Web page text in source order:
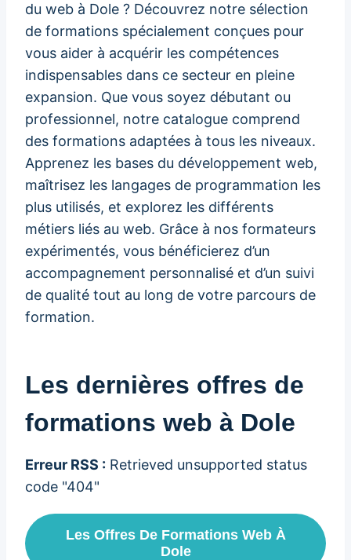
du web à Dole ? Découvrez notre sélection
de formations spécialement conçues pour
vous aider à acquérir les compétences
indispensables dans ce secteur en pleine
expansion. Que vous soyez débutant ou
professionnel, notre catalogue comprend
des formations adaptées à tous les niveaux.
Apprenez les bases du développement web,
maîtrisez les langages de programmation les
plus utilisés, et explorez les différents
métiers liés au web. Grâce à nos formateurs
expérimentés, vous bénéficierez d’un
accompagnement personnalisé et d’un suivi
de qualité tout au long de votre parcours de
formation.
Les dernières offres de
formations web à Dole
Erreur RSS : Retrieved unsupported status
code "404"
Les Offres De Formations Web À
Dole